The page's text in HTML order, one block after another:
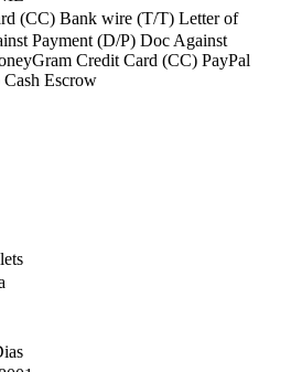
(CC) Bank wire (T/T) Letter of
Payment (D/P) Doc Against
Credit Card (CC) PayPal
Escrow